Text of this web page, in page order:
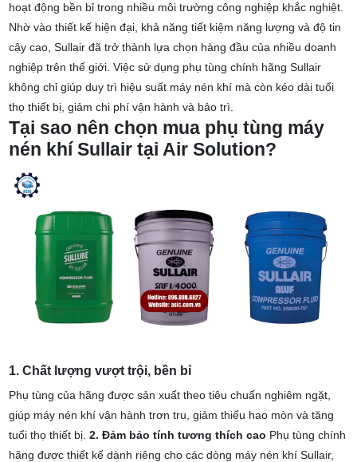
hoạt động bền bỉ trong nhiều môi trường công nghiệp khắc nghiệt.
Nhờ vào thiết kế hiện đại, khả năng tiết kiệm năng lượng và độ tin
cậy cao, Sullair đã trở thành lựa chọn hàng đầu của nhiều doanh
nghiệp trên thế giới. Việc sử dụng phụ tùng chính hãng Sullair
không chỉ giúp duy trì hiệu suất máy nén khí mà còn kéo dài tuổi
thọ thiết bị, giảm chi phí vận hành và bảo trì.
Tại sao nên chọn mua phụ tùng máy
nén khí Sullair tại Air Solution?
1. Chất lượng vượt trội, bền bỉ
Phụ tùng của hãng được sản xuất theo tiêu chuẩn nghiêm ngặt,
giúp máy nén khí vận hành trơn tru, giảm thiểu hao mòn và tăng
tuổi thọ thiết bị. 2. Đảm bảo tính tương thích cao Phụ tùng chính
hãng được thiết kế dành riêng cho các dòng máy nén khí Sullair,